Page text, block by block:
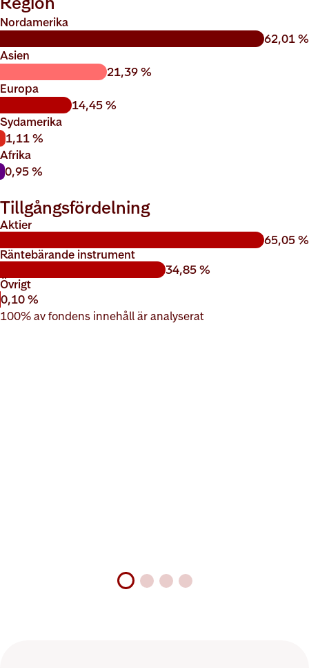
Nordamerika
62,01 %
Asien
21,39 %
Europa
14,45 %
Sydamerika
1,11 %
Afrika
0,95 %
Tillgångsfördelning
Aktier
65,05 %
Räntebärande instrument
34,85 %
Övrigt
0,10 %
100% av fondens innehåll är analyserat